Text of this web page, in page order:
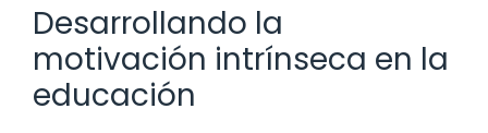
Desarrollando la
motivación intrínseca en la
educación